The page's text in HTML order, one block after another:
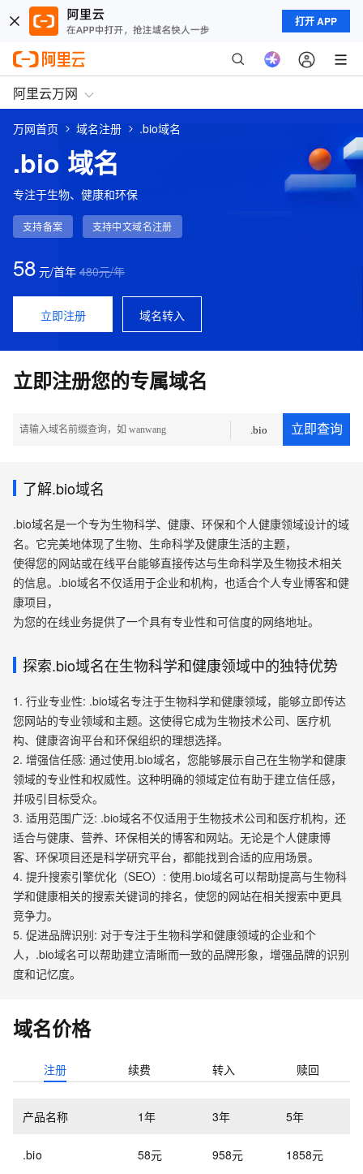
打开 APP
阿里云万网
万网首页 域名注册 .bio域名
.bio 域名
专注于生物、健康和环保
支持备案 支持中文域名注册
58 元/首年 480元/年
立即注册 域名转入
立即注册您的专属域名
.bio 立即查询
了解.bio域名
.bio域名是一个专为生物科学、健康、环保和个人健康领域设计的域
名。它完美地体现了生物、生命科学及健康生活的主题，
使得您的网站或在线平台能够直接传达与生命科学及生物技术相关
的信息。.bio域名不仅适用于企业和机构，也适合个人专业博客和健
康项目，
为您的在线业务提供了一个具有专业性和可信度的网络地址。
探索.bio域名在生物科学和健康领域中的独特优势
1. 行业专业性: .bio域名专注于生物科学和健康领域，能够立即传达
您网站的专业领域和主题。这使得它成为生物技术公司、医疗机
构、健康咨询平台和环保组织的理想选择。
2. 增强信任感: 通过使用.bio域名，您能够展示自己在生物学和健康
领域的专业性和权威性。这种明确的领域定位有助于建立信任感，
并吸引目标受众。
3. 适用范围广泛: .bio域名不仅适用于生物技术公司和医疗机构，还
适合与健康、营养、环保相关的博客和网站。无论是个人健康博
客、环保项目还是科学研究平台，都能找到合适的应用场景。
4. 提升搜索引擎优化（SEO）: 使用.bio域名可以帮助提高与生物科
学和健康相关的搜索关键词的排名，使您的网站在相关搜索中更具
竞争力。
5. 促进品牌识别: 对于专注于生物科学和健康领域的企业和个
人，.bio域名可以帮助建立清晰而一致的品牌形象，增强品牌的识别
度和记忆度。
域名价格
注册 续费 转入 赎回
产品名称 1年 3年 5年
.bio 58元 958元 1858元